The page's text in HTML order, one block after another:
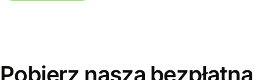
Pobierz naszą bezpłatną